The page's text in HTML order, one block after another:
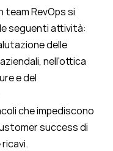
team RevOps si
seguenti attività:
delle
nell'ottica
e del
che impediscono
success di